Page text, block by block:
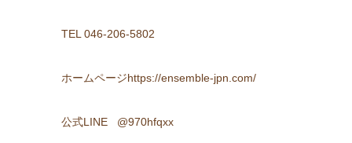
TEL 046-206-5802
ホームページhttps://ensemble-jpn.com/
公式LINE @970hfqxx